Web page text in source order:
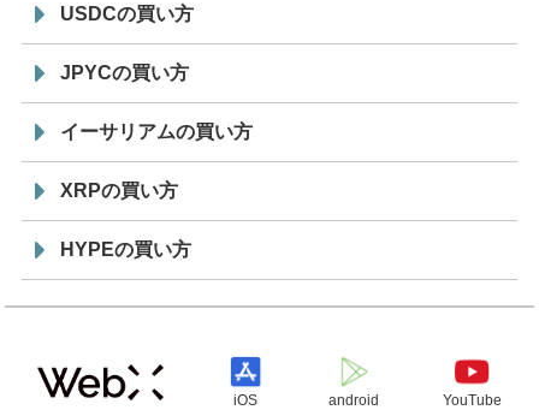
USDCの買い方
JPYCの買い方
イーサリアムの買い方
XRPの買い方
HYPEの買い方
iOS android YouTube